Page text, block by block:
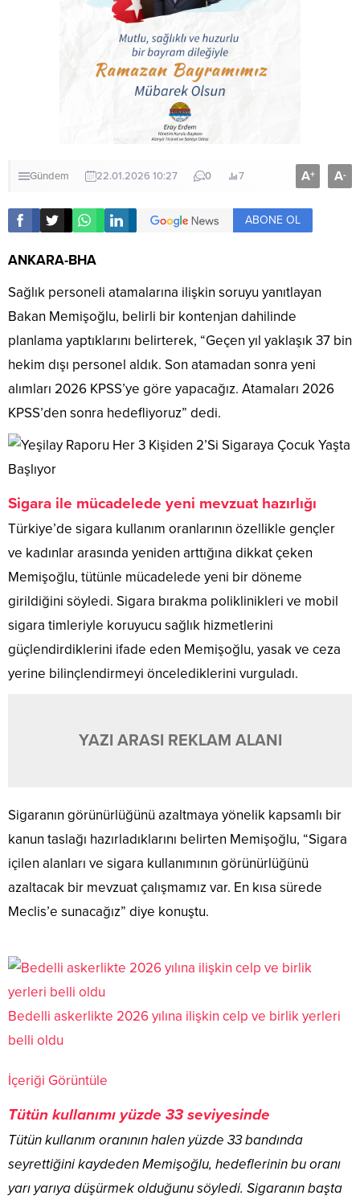
Gündem 22.01.2026 10:27 0 7 A+ A-
ABONE OL
ANKARA-BHA
Sağlık personeli atamalarına ilişkin soruyu yanıtlayan
Bakan Memişoğlu, belirli bir kontenjan dahilinde
planlama yaptıklarını belirterek, “Geçen yıl yaklaşık 37 bin
hekim dışı personel aldık. Son atamadan sonra yeni
alımları 2026 KPSS’ye göre yapacağız. Atamaları 2026
KPSS’den sonra hedefliyoruz” dedi.
Sigara ile mücadelede yeni mevzuat hazırlığı
Türkiye’de sigara kullanım oranlarının özellikle gençler
ve kadınlar arasında yeniden arttığına dikkat çeken
Memişoğlu, tütünle mücadelede yeni bir döneme
girildiğini söyledi. Sigara bırakma poliklinikleri ve mobil
sigara timleriyle koruyucu sağlık hizmetlerini
güçlendirdiklerini ifade eden Memişoğlu, yasak ve ceza
yerine bilinçlendirmeyi öncelediklerini vurguladı.
YAZI ARASI REKLAM ALANI
Sigaranın görünürlüğünü azaltmaya yönelik kapsamlı bir
kanun taslağı hazırladıklarını belirten Memişoğlu, “Sigara
içilen alanları ve sigara kullanımının görünürlüğünü
azaltacak bir mevzuat çalışmamız var. En kısa sürede
Meclis’e sunacağız” diye konuştu.
Bedelli askerlikte 2026 yılına ilişkin celp ve birlik yerleri
belli oldu
İçeriği Görüntüle
Tütün kullanımı yüzde 33 seviyesinde
Tütün kullanım oranının halen yüzde 33 bandında
seyrettiğini kaydeden Memişoğlu, hedeflerinin bu oranı
yarı yarıya düşürmek olduğunu söyledi. Sigaranın başta